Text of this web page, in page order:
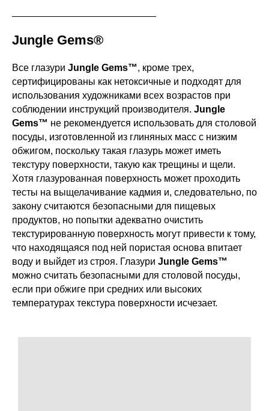
Jungle Gems®
Все глазури Jungle Gems™, кроме трех,
сертифицированы как нетоксичные и подходят для
использования художниками всех возрастов при
соблюдении инструкций производителя. Jungle
Gems™ не рекомендуется использовать для столовой
посуды, изготовленной из глиняных масс с низким
обжигом, поскольку такая глазурь может иметь
текстуру поверхности, такую как трещины и щели.
Хотя глазурованная поверхность может проходить
тесты на выщелачивание кадмия и, следовательно, по
закону считаются безопасными для пищевых
продуктов, но попытки адекватно очистить
текстурированную поверхность могут привести к тому,
что находящаяся под ней пористая основа впитает
воду и выйдет из строя. Глазури Jungle Gems™
можно считать безопасными для столовой посуды,
если при обжиге при средних или высоких
температурах текстура поверхности исчезает.